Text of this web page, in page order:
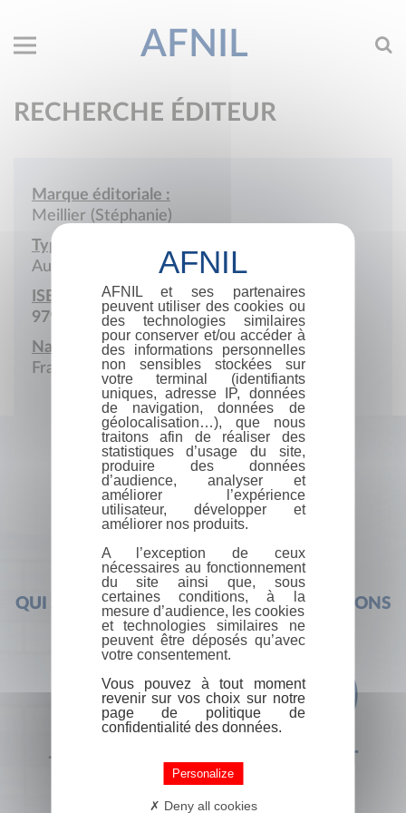
AFNIL
RECHERCHE ÉDITEUR
Marque éditoriale :
Meillier (Stéphanie)
Type de société :
Auto-édition
ISBN :
979-10-986321
Nationalité :
France
QUI SOMMES-NOUS ? FOIRE AUX QUESTIONS
+33 (0) 1 44 41 29 19 CONTACT
AFNIL et ses partenaires
peuvent utiliser des cookies ou
des technologies similaires
pour conserver et/ou accéder à
des informations personnelles
non sensibles stockées sur
votre terminal (identifiants
uniques, adresse IP, données
de navigation, données de
géolocalisation…), que nous
traitons afin de réaliser des
statistiques d’usage du site,
produire des données
d’audience, analyser et
améliorer l’expérience
utilisateur, développer et
améliorer nos produits.
A l’exception de ceux
nécessaires au fonctionnement
du site ainsi que, sous
certaines conditions, à la
mesure d’audience, les cookies
et technologies similaires ne
peuvent être déposés qu’avec
votre consentement.
Vous pouvez à tout moment
revenir sur vos choix sur notre
page de politique de
confidentialité des données.
Personalize
Deny all cookies